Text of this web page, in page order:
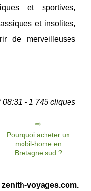
et sportives,
et insolites,
de merveilleuses
08:31 - 1 745 cliques
Pourquoi acheter un
mobil-home en
Bretagne sud ?
voyages.com.